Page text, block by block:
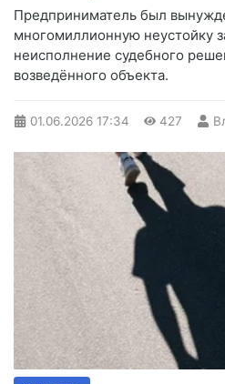
Предприниматель был
многомиллионную неустойку
неисполнение судебного
возведённого объекта.
01.06.2026 17:34 427